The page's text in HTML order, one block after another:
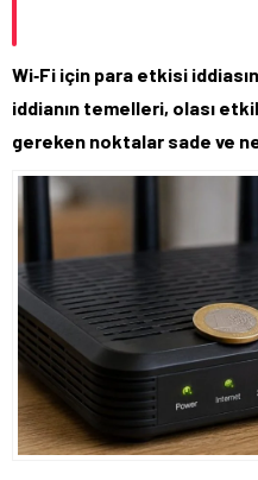
Wi‑Fi için para etkisi
iddianın temelleri, olası
gereken noktalar sade ve